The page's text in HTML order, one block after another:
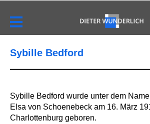
Sybille Bedford
Sybille Bedford wurde unter dem
Elsa von Schoenebeck am 16. März
Charlottenburg geboren.